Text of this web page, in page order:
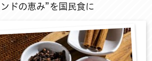
ドの恵み”を国民食に